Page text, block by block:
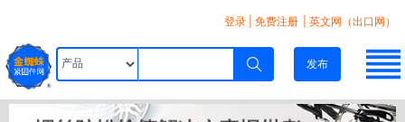
登录 免费注册 | 英文网（出口网）
发布